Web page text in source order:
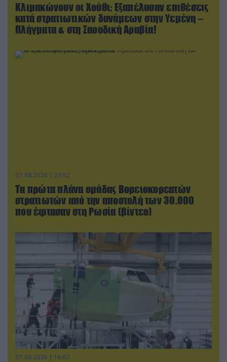
Κλιμακώνουν οι Χούθι: Eξαπέλυσαν επιθέσεις
κατά στρατιωτικών δυνάμεων στην Υεμένη –
Πλήγματα & στη Σαουδική Αραβία!
07.08.2026 | 23:02
Τα πρώτα πλάνα ομάδας Βορειοκορεατών
στρατιωτών από την αποστολή των 30.000
που έφτασαν στη Ρωσία (βίντεο)
07.08.2026 | 16:02